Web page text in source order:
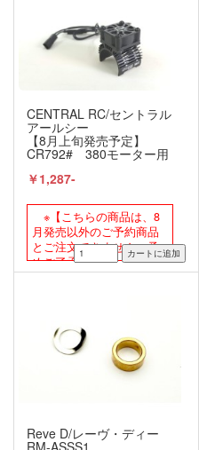
CENTRAL RC/セントラル
アールシー
【8月上旬発売予定】
CR792# 380モーター用
ファン付アルミモーター
ヒートシンク 【シングル/
￥1,287-
※【こちらの商品は、8
月発売以外のご予約商品
とご注文できません。予
めご了承下さい。】
Reve D/レーヴ・ディー
RM-ASSS1